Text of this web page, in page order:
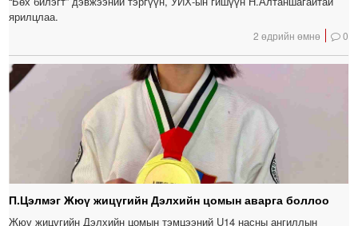
ярилцлаа.
2 өдрийн өмнө 0
П.Цэлмэг Жюү жицүгийн Дэлхийн цомын аварга боллоо
Жюү жицүгийн Дэлхийн цомын тэмцээний U14 насны ангиллын